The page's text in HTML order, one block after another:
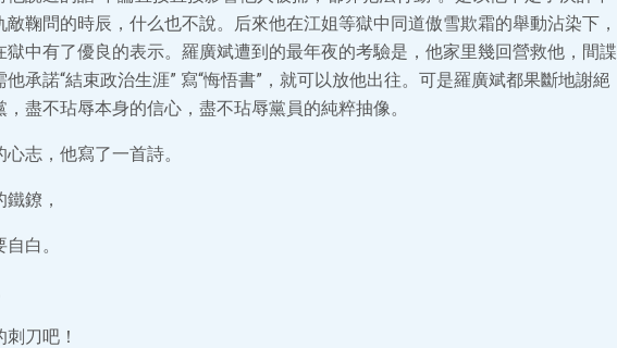
鞠問的時辰，什么也不說。后來他在江姐等獄中同道傲雪欺霜的舉動沾染下，
獄中有了優良的表示。羅廣斌遭到的最年夜的考驗是，他家里幾回營救他，間諜
承諾“結束政治生涯” 寫“悔悟書”，就可以放他出往。可是羅廣斌都果斷地謝絕
盡不玷辱本身的信心，盡不玷辱黨員的純粹抽像。
志，他寫了一首詩。
鐐，
白。
刀吧！